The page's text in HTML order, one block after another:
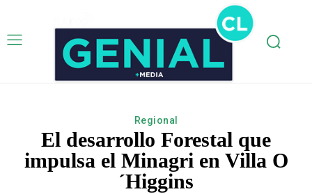
Regional
El desarrollo Forestal que
impulsa el Minagri en Villa O
´Higgins